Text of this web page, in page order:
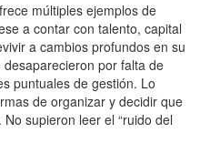
múltiples ejemplos de
a contar con talento, capital
a cambios profundos en su
por falta de
puntuales de gestión. Lo
de organizar y decidir que
supieron leer el “ruido del